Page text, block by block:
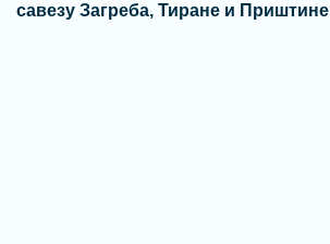
савезу Загреба, Тиране и Приштине